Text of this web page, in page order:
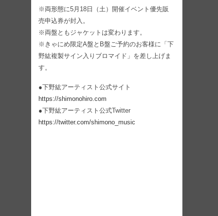
※両形態に5月18日（土）開催イベント優先販
売申込券が封入。
※両盤ともジャケットは変わります。
※きゃにめ限定A盤とB盤ご予約のお客様に「下
野紘複製サイン入りブロマイド」を差し上げま
す。
●下野紘アーティスト公式サイト
https://shimonohiro.com
●下野紘アーティスト公式Twitter
https://twitter.com/shimono_music